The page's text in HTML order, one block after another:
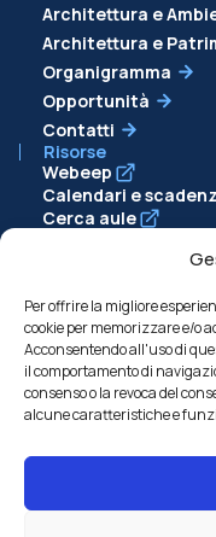
Per offrire la migliore
cookie per memorizzare e/o
Acconsentendo all'uso di
il comportamento di
consenso o la revoca del
alcune caratteristiche e
Sostieni il
sostieni studenti e
del Politecnico di
Dona ora
Architettura e
Architettura e
Organigramma
Opportunità
Contatti
Risorse
Webeep
Calendari e
Cerca aule
© 2026 Corso di Laurea